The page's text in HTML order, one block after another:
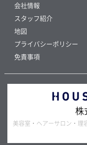
会社情報
スタッフ紹介
地図
プライバシーポリシー
免責事項
株
美容室・ヘアーサロン・理